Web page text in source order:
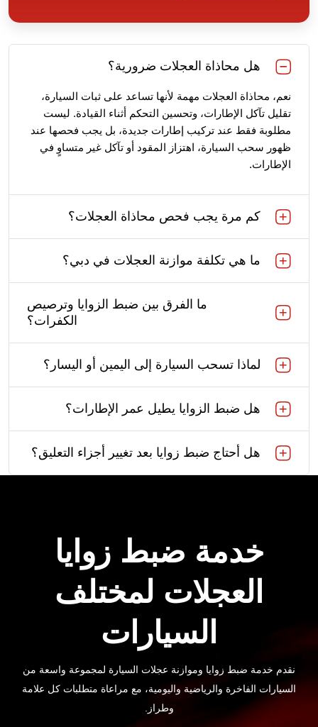
هل محاذاة العجلات ضرورية؟
نعم، محاذاة العجلات مهمة لأنها تساعد على ثبات السيارة،
تقليل تآكل الإطارات، وتحسين التحكم أثناء القيادة. ليست
مطلوبة فقط عند تركيب إطارات جديدة، بل يجب فحصها عند
ظهور سحب السيارة، اهتزاز المقود أو تآكل غير متساوٍ في
الإطارات.
كم مرة يجب فحص محاذاة العجلات؟
ما هي تكلفة موازنة العجلات في دبي؟
ما الفرق بين ضبط الزوايا وترصيص
الكفرات؟
لماذا تسحب السيارة إلى اليمين أو اليسار؟
هل ضبط الزوايا يطيل عمر الإطارات؟
هل أحتاج ضبط زوايا بعد تغيير أجزاء التعليق؟
خدمة ضبط زوايا
العجلات لمختلف
السيارات
نقدم خدمة ضبط زوايا وموازنة عجلات السيارة لمجموعة واسعة من
السيارات الفاخرة والرياضية واليومية، مع مراعاة متطلبات كل علامة
وطراز.